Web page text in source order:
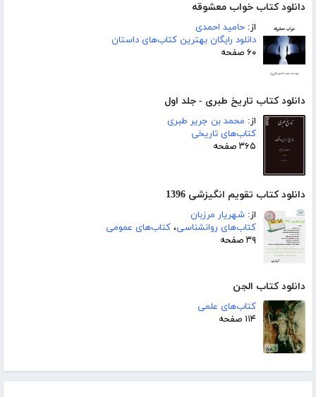
دانلود کتاب خواب معشوقه
از: حامید احمدی
دانلود رایگان بهترین کتاب‌های داستان
۶۰ صفحه
دانلود کتاب تاریخ طبری - جلد اول
از: محمد بن جریر طبری
کتاب‌های تاریخی
۳۶۵ صفحه
دانلود کتاب تقویم انگیزشی 1396
از: شهریار مرزبان
کتاب‌های روانشناسی، کتاب‌های عمومی
۳۹ صفحه
دانلود کتاب الجن
کتاب‌های علمی
۱۱۴ صفحه